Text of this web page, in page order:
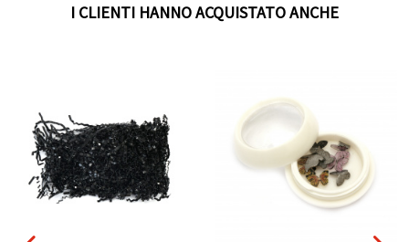
I CLIENTI HANNO ACQUISTATO ANCHE